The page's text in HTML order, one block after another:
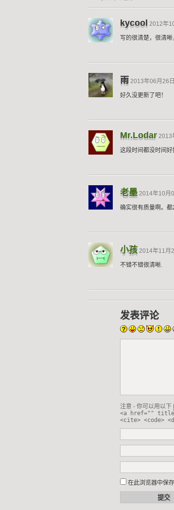
kycool 2012年
写的很清楚，很清晰
雨 2013年06月26
好久没更新了吧！
Mr.Lodar 2013
这段时间都没时间
老墨 2014年10月
确实很有质量啊。
小孩 2014年11月
不错不错很清晰.
发表评论
注意 - 你可以用以下
<a href=""
<cite> <code>
在此浏览器中保